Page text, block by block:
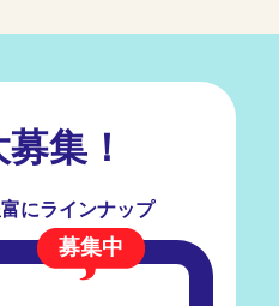
集！
にラインナップ
募集中